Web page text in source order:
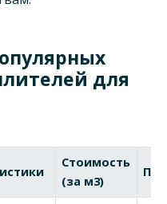
для
Стоимость
(за м3)